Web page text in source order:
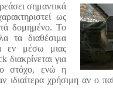
σημαντικά
ως
δομημένο. Το
τα διαθέσιμα
εν μέσω μιας
για
στόχο, ενώ η
ιδιαίτερα χρήσιμη αν ο